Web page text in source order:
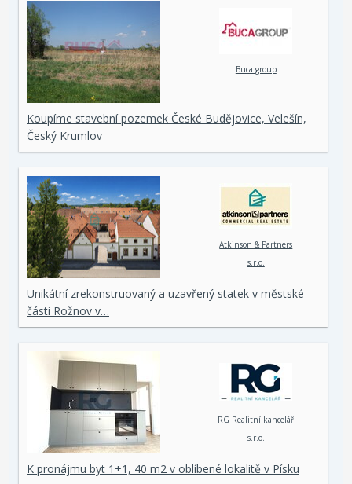
Buca group
Koupíme stavební pozemek České Budějovice, Velešín,
Český Krumlov
Atkinson & Partners
s.r.o.
Unikátní zrekonstruovaný a uzavřený statek v městské
části Rožnov v…
RG Realitní kancelář
s.r.o.
K pronájmu byt 1+1, 40 m2 v oblíbené lokalitě v Písku